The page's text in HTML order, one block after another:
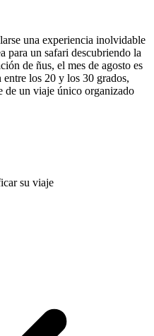
una experiencia inolvidable
para un safari descubriendo la
de ñus, el mes de agosto es
los 20 y los 30 grados,
de un viaje único organizado
su viaje